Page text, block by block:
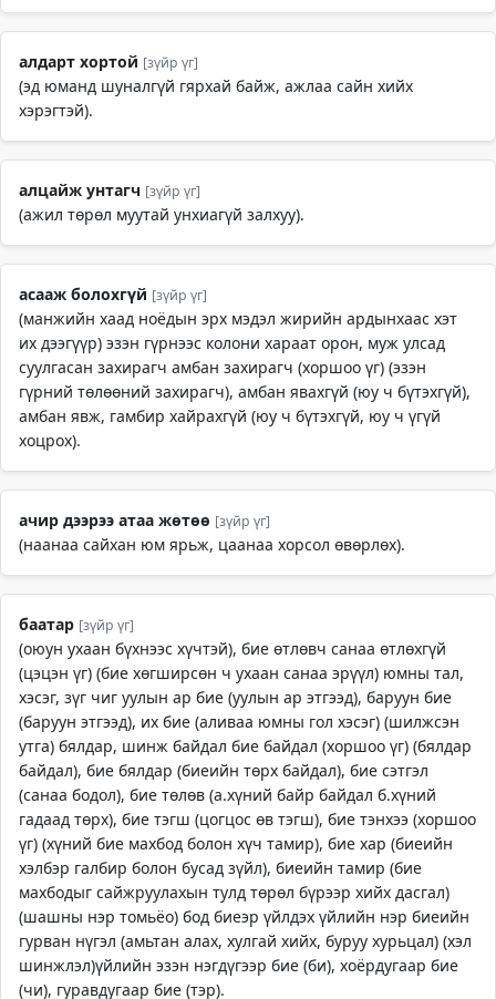
алдарт хортой [зүйр үг]
(эд юманд шуналгүй гярхай байж, ажлаа сайн хийх
хэрэгтэй).
алцайж унтагч [зүйр үг]
(ажил төрөл муутай унхиагүй залхуу).
асааж болохгүй [зүйр үг]
(манжийн хаад ноёдын эрх мэдэл жирийн ардынхаас хэт
их дээгүүр) эзэн гүрнээс колони хараат орон, муж улсад
суулгасан захирагч амбан захирагч (хоршоо үг) (эзэн
гүрний төлөөний захирагч), амбан явахгүй (юу ч бүтэхгүй),
амбан явж, гамбир хайрахгүй (юу ч бүтэхгүй, юу ч үгүй
хоцрох).
ачир дээрээ атаа жөтөө [зүйр үг]
(наанаа сайхан юм ярьж, цаанаа хорсол өвөрлөх).
баатар [зүйр үг]
(оюун ухаан бүхнээс хүчтэй), бие өтлөвч санаа өтлөхгүй
(цэцэн үг) (бие хөгширсөн ч ухаан санаа эрүүл) юмны тал,
хэсэг, зүг чиг уулын ар бие (уулын ар этгээд), баруун бие
(баруун этгээд), их бие (аливаа юмны гол хэсэг) (шилжсэн
утга) бялдар, шинж байдал бие байдал (хоршоо үг) (бялдар
байдал), бие бялдар (биеийн төрх байдал), бие сэтгэл
(санаа бодол), бие төлөв (а.хүний байр байдал б.хүний
гадаад төрх), бие тэгш (цогцос өв тэгш), бие тэнхээ (хоршоо
үг) (хүний бие махбод болон хүч тамир), бие хар (биеийн
хэлбэр галбир болон бусад зүйл), биеийн тамир (бие
махбодыг сайжруулахын тулд төрөл бүрээр хийх дасгал)
(шашны нэр томьёо) бод биеэр үйлдэх үйлийн нэр биеийн
гурван нүгэл (амьтан алах, хулгай хийх, буруу хурьцал) (хэл
шинжлэл)үйлийн эзэн нэгдүгээр бие (би), хоёрдугаар бие
(чи), гуравдугаар бие (тэр).